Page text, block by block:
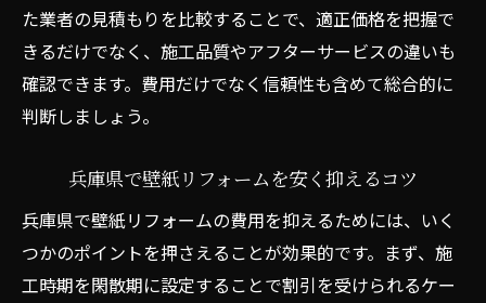
た業者の見積もりを比較することで、適正価格を把握で
きるだけでなく、施工品質やアフターサービスの違いも
確認できます。費用だけでなく信頼性も含めて総合的に
判断しましょう。
兵庫県で壁紙リフォームを安く抑えるコツ
兵庫県で壁紙リフォームの費用を抑えるためには、いく
つかのポイントを押さえることが効果的です。まず、施
工時期を閑散期に設定することで割引を受けられるケー